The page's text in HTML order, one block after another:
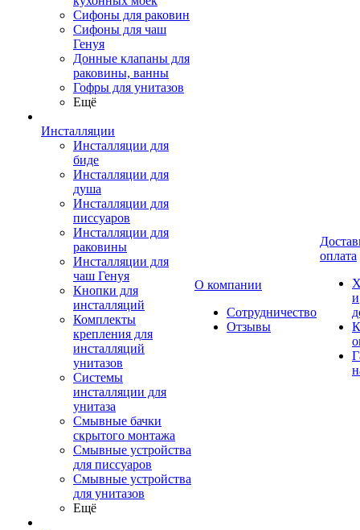
Сифоны для раковин
Сифоны для чаш
Генуя
Донные клапаны для
раковины, ванны
Гофры для унитазов
Ещё
Инсталляции
Инсталляции для
биде
Инсталляции для
душа
Инсталляции для
писсуаров
Инсталляции для
раковины
Инсталляции для
чаш Генуя
Кнопки для
инсталляций
Комплекты
крепления для
инсталляций
унитазов
Системы
инсталляции для
унитаза
Смывные бачки
скрытого монтажа
Смывные устройства
для писсуаров
Смывные устройства
для унитазов
Ещё
О компании
Сотрудничество
Отзывы
оплата
и